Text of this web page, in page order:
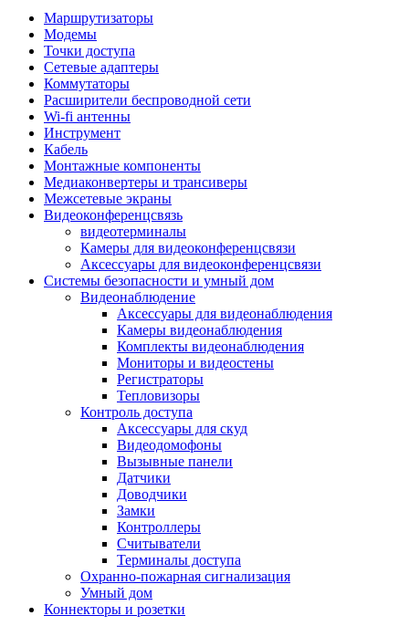
Степлеры строительные
Пистолеты клеевые
Наборы бит и сверел
Инструмент многофункциональный
Круги, диски, фрезы
Аксессуары для электро и
пневмоинструмента
Аккумуляторы для инструмента
Зарядные устройства для аккумуляторов
Миксеры строительные
Молотки отбойные
Паяльное оборудование
Садовая техника
Минимойки
Аксессуары для минимоек
Газонокосилки и триммеры
Газонокосилки
Культиваторы и мотоблоки
Аэраторы и скарификаторы
Мотоблоки
Генераторы
Снегоуборщики
Воздуходувки
Цепные и бензопилы
Оснастка к садовой технике
Садовые насосы
Поливочное оборудование
Садовые измельчители
Гидроаккумуляторы
Маршрутизаторы
Модемы
Точки доступа
Сетевые адаптеры
Коммутаторы
Расширители беспроводной сети
Wi-fi антенны
Инструмент
Кабель
Монтажные компоненты
Медиаконвертеры и трансиверы
Межсетевые экраны
Видеоконференцсвязь
видеотерминалы
Камеры для видеоконференцсвязи
Аксессуары для видеоконференцсвязи
Системы безопасности и умный дом
Видеонаблюдение
Аксессуары для видеонаблюдения
Камеры видеонаблюдения
Комплекты видеонаблюдения
Мониторы и видеостены
Регистраторы
Тепловизоры
Контроль доступа
Аксессуары для скуд
Видеодомофоны
Вызывные панели
Датчики
Доводчики
Замки
Контроллеры
Считыватели
Терминалы доступа
Охранно-пожарная сигнализация
Умный дом
Коннекторы и розетки